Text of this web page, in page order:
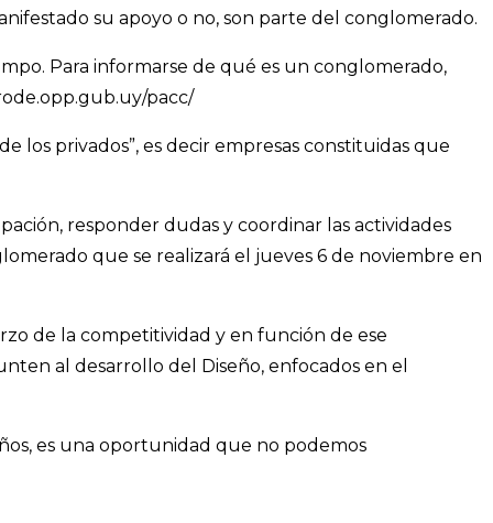
su apoyo o no, son parte del conglomerado.
Para informarse de qué es un conglomerado,
pacc/
los privados”, es decir empresas constituidas que
responder dudas y coordinar las actividades
que se realizará el jueves 6 de noviembre en
de la competitividad y en función de ese
al desarrollo del Diseño, enfocados en el
es una oportunidad que no podemos